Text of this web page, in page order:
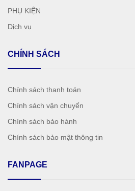
PHỤ KIỆN
Dịch vụ
CHÍNH SÁCH
Chính sách thanh toán
Chính sách vận chuyển
Chính sách bảo hành
Chính sách bảo mật thông tin
FANPAGE